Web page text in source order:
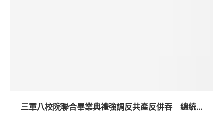
三軍八校院聯合畢業典禮強調反共產反併吞 總統...